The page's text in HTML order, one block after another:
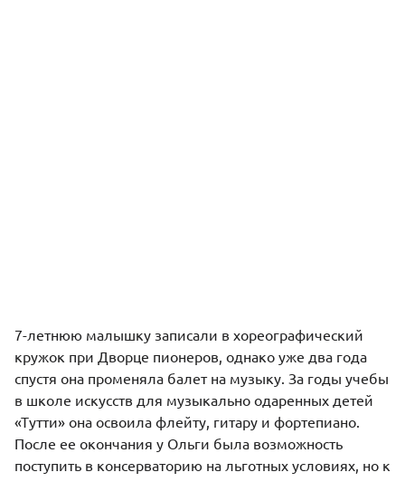
7-летнюю малышку записали в хореографический
кружок при Дворце пионеров, однако уже два года
спустя она променяла балет на музыку. За годы учебы
в школе искусств для музыкально одаренных детей
«Тутти» она освоила флейту, гитару и фортепиано.
После ее окончания у Ольги была возможность
поступить в консерваторию на льготных условиях, но к